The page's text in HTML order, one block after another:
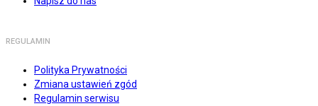
REGULAMIN
Polityka Prywatności
Zmiana ustawień zgód
Regulamin serwisu